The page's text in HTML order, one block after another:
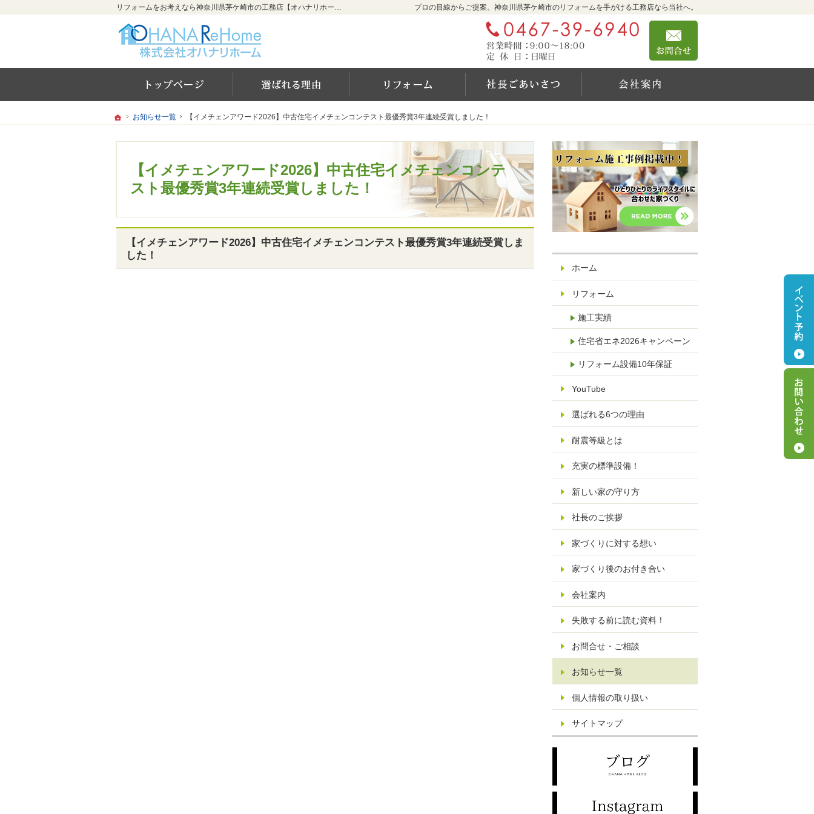
ホーム
お知らせ一覧 【イメチェンアワード2026】中古住宅イメチェンコンテスト最優秀賞3年連続受賞しました！
【イメチェンアワード2026】中古住宅イメチェンコンテ
スト最優秀賞3年連続受賞しました！
プロの目線からご提案。神奈川県茅ケ崎市のリフォームを手がける工務店なら当社へ。
リフォームをお考えなら神奈川県茅ケ崎市の工務店【オハナリホーム】へ！
【イメチェンアワード2026】中古住宅イメチェンコンテスト最優秀賞3年連続受賞しま
した！
ホーム
リフォーム
施工実績
住宅省エネ2026キャンペーン
リフォーム設備10年保証
YouTube
選ばれる6つの理由
耐震等級とは
充実の標準設備！
新しい家の守り方
社長のご挨拶
家づくりに対する想い
家づくり後のお付き合い
会社案内
失敗する前に読む資料！
お問合せ・ご相談
お知らせ一覧
個人情報の取り扱い
サイトマップ
0467-39-6940
営業時間9:00～18:00 定休日：日曜日
ホーム
お知らせ一覧 【イメチェンアワード2026】中古住宅イメチェンコンテスト最優秀賞3年連続受賞しました！